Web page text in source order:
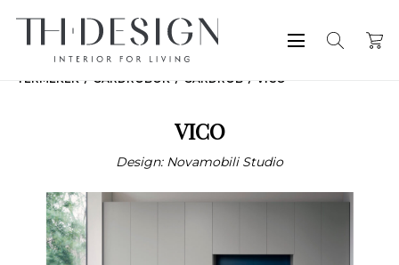
TERMÉKEK GARDRÓBOK GARDRÓB VICO
VICO
Design: Novamobili Studio